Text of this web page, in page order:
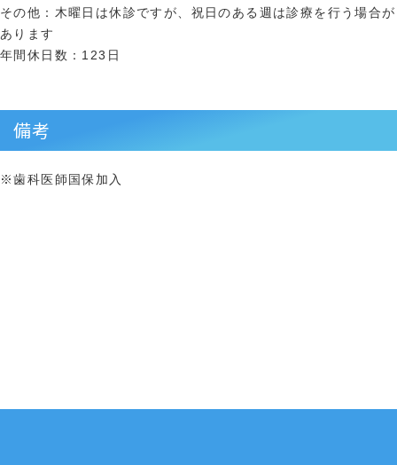
その他：木曜日は休診ですが、祝日のある週は診療を行う場合が
あります
年間休日数：123日
備考
※歯科医師国保加入